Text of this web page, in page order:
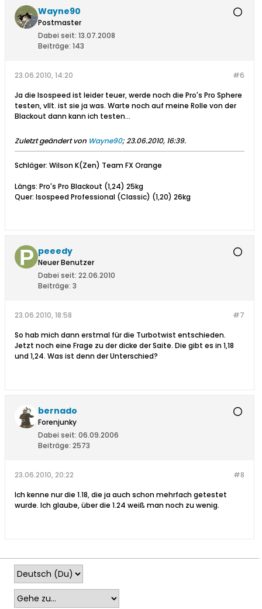
Wayne90
Postmaster
Dabei seit: 13.07.2008
Beiträge: 143
#6
23.06.2010, 14:20
Ja die Isospeed ist leider teuer, werde noch die Pro's Pro Sphere
testen, vllt. ist sie ja was. Warte noch auf meine Rolle von der
Blackout dann kann ich testen...
Zuletzt geändert von Wayne90;23.06.2010, 16:39.
Schläger: Wilson K(Zen) Team FX Orange
Längs: Pro's Pro Blackout (1,24) 25kg
Quer: Isospeed Professional (Classic) (1,20) 26kg
peeedy
Neuer Benutzer
Dabei seit: 22.06.2010
Beiträge: 3
#7
23.06.2010, 18:58
So hab mich dann erstmal für die Turbotwist entschieden.
Jetzt noch eine Frage zu der dicke der Saite. Die gibt es in 1,18
und 1,24. Was ist denn der Unterschied?
bernado
Forenjunky
Dabei seit: 06.09.2006
Beiträge: 2573
#8
23.06.2010, 20:22
Ich kenne nur die 1.18, die ja auch schon mehrfach getestet
wurde. Ich glaube, über die 1.24 weiß man noch zu wenig.